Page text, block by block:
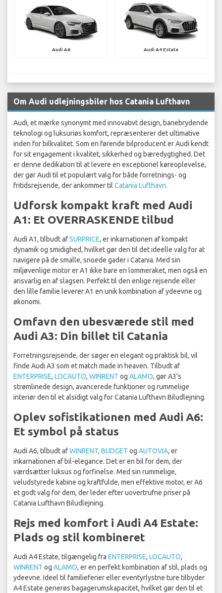
Audi A6 Audi A4 Estate
Om Audi udlejningsbiler hos Catania Lufthavn
Audi, et mærke synonymt med innovativt design, banebrydende
teknologi og luksuriøs komfort, repræsenterer det ultimative
inden for bilkvalitet. Som en førende bilproducent er Audi kendt
for sit engagement i kvalitet, sikkerhed og bæredygtighed. Det
er denne dedikation til at levere en exceptionel køreoplevelse,
der gør Audi til et populært valg for både forretnings- og
fritidsrejsende, der ankommer til Catania Lufthavn.
Udforsk kompakt kraft med Audi
A1: Et OVERRASKENDE tilbud
Audi A1, tilbudt afSURPRICE, er inkarnationen af kompakt
dynamik og smidighed, hvilket gør den til det ideelle valg for at
navigere på de smalle, snoede gader i Catania. Med sin
miljøvenlige motor er A1 ikke bare en lommeraket, men også en
ansvarlig en af slagsen. Perfekt til den enlige rejsende eller
den lille familie leverer A1 en unik kombination af ydeevne og
økonomi.
Omfavn den ubesværede stil med
Audi A3: Din billet til Catania
Forretningsrejsende, der søger en elegant og praktisk bil, vil
finde Audi A3 som et match made in heaven. Tilbudt af
ENTERPRISE, LOCAUTO, WINRENT og ALAMO, gør A3's
strømlinede design, avancerede funktioner og rummelige
interiør den til et alsidigt valg for Catania Lufthavn Biludlejning.
Oplev sofistikationen med Audi A6:
Et symbol på status
Audi A6, tilbudt afWINRENT, BUDGET og AUTOVIA, er
inkarnationen af bil-elegance. Det er en bil for dem, der
værdsætter luksus og forfinelse. Med sin rummelige,
veludstyrede kabine og kraftfulde, men effektive motor, er A6
et godt valg for dem, der leder efter uovertrufne priser på
Catania Lufthavn Biludlejning.
Rejs med komfort i Audi A4 Estate:
Plads og stil kombineret
Audi A4 Estate, tilgængelig fra ENTERPRISE, LOCAUTO,
WINRENT og ALAMO, er en perfekt kombination af stil, plads og
ydeevne. Ideel til familieferier eller eventyrlystne ture tilbyder
A4 Estate generøs bagagerumskapacitet, hvilket gør den til et